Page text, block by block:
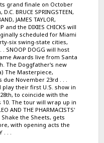
grand finale on October
BRUCE SPRINGSTEEN,
JAMES TAYLOR,
and the DIXIES CHICKS will
scheduled for Miami
six swing-state cities,
SNOOP DOGG will host
Awards live from Santa
The Doggfather's new
The Masterpiece,
due November 23rd . . .
play their first U.S. show in
to coincide with the
The tour will wrap up in
AND THE PHARMACISTS'
the Sheets, gets
with opening acts the
. . .